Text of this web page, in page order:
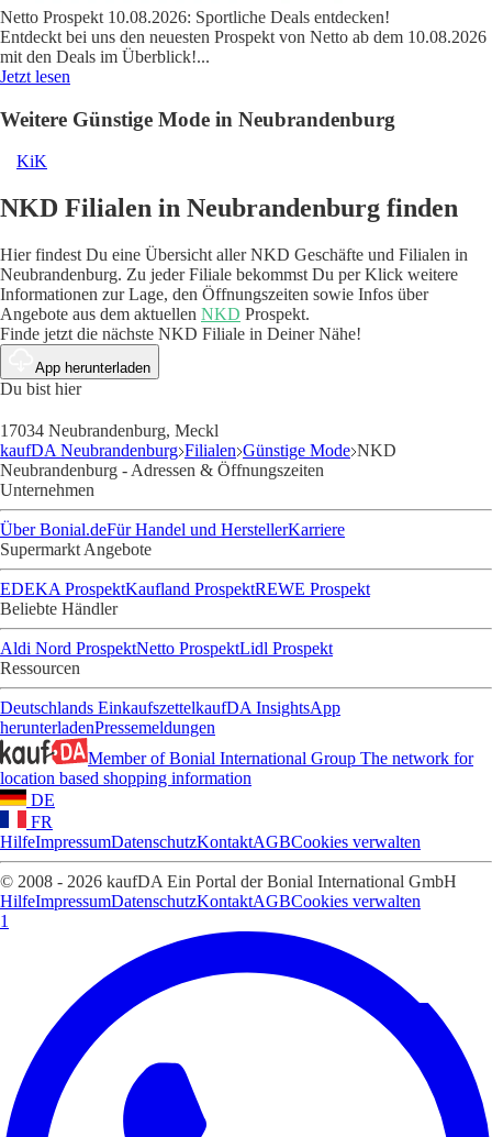
Netto Prospekt 10.08.2026: Sportliche Deals entdecken!
Entdeckt bei uns den neuesten Prospekt von Netto ab dem 10.08.2026
mit den Deals im Überblick!...
Jetzt lesen
Weitere Günstige Mode in Neubrandenburg
KiK
NKD Filialen in Neubrandenburg finden
Hier findest Du eine Übersicht aller NKD Geschäfte und Filialen in
Neubrandenburg. Zu jeder Filiale bekommst Du per Klick weitere
Informationen zur Lage, den Öffnungszeiten sowie Infos über
Angebote aus dem aktuellen NKD Prospekt.
Finde jetzt die nächste NKD Filiale in Deiner Nähe!
App herunterladen
Du bist hier
17034 Neubrandenburg, Meckl
kaufDA Neubrandenburg Filialen Günstige Mode NKD
Neubrandenburg - Adressen & Öffnungszeiten
Unternehmen
Über Bonial.deFür Handel und HerstellerKarriere
Supermarkt Angebote
EDEKA ProspektKaufland ProspektREWE Prospekt
Beliebte Händler
Aldi Nord ProspektNetto ProspektLidl Prospekt
Ressourcen
Deutschlands EinkaufszettelkaufDA InsightsApp
herunterladenPressemeldungen
Member of Bonial International Group The network for
location based shopping information
DE
FR
HilfeImpressumDatenschutzKontaktAGBCookies verwalten
© 2008 - 2026 kaufDA Ein Portal der Bonial International GmbH
HilfeImpressumDatenschutzKontaktAGBCookies verwalten
1